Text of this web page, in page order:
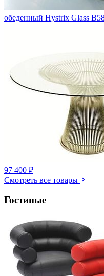
обеденный Hystrix Glass
97 400 ₽
Смотреть все товары
Гостиные